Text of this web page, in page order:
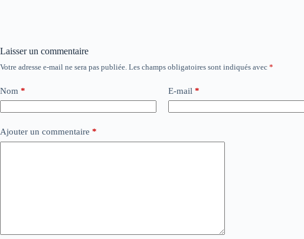
Laisser un commentaire
Votre adresse e-mail ne sera pas publiée. Les champs obligatoires sont indiqués avec *
Nom * E-mail *
Ajouter un commentaire *